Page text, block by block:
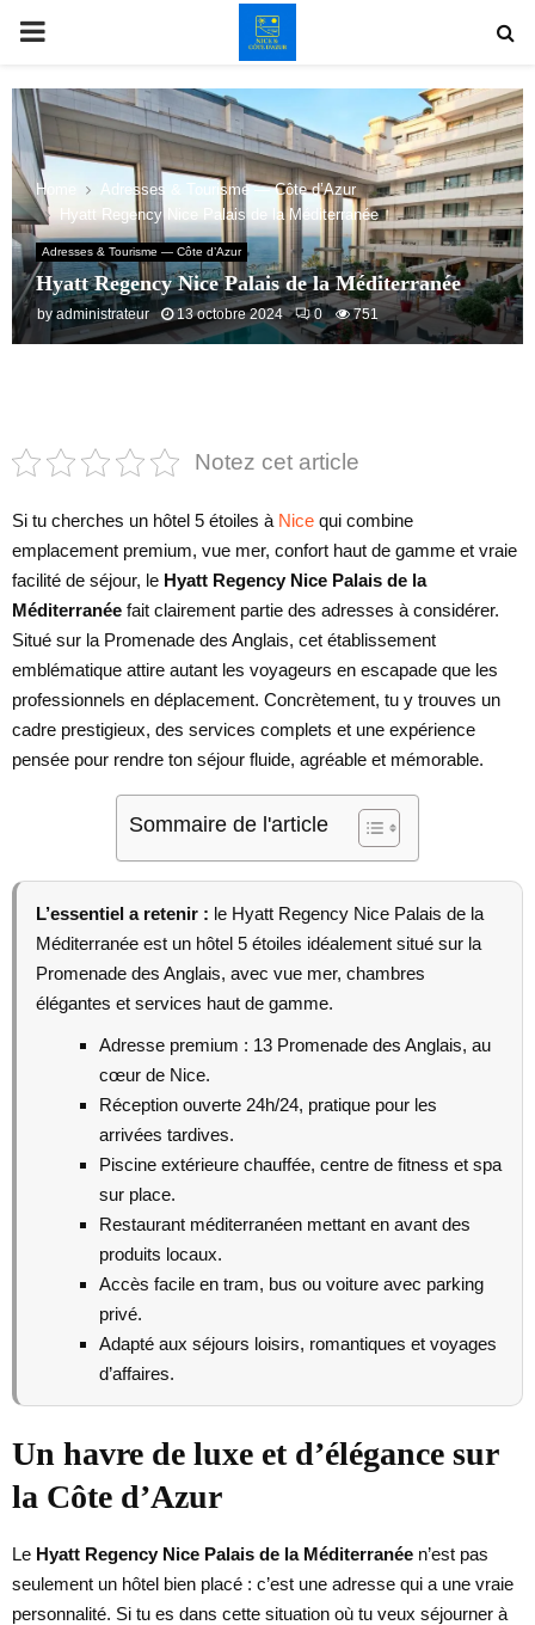
PRIMARY
MENU
Home
Adresses & Tourisme — Côte d’Azur
Hyatt Regency Nice Palais de la Méditerranée
Adresses & Tourisme — Côte d’Azur
Hyatt Regency Nice Palais de la Méditerranée
by administrateur 13 octobre 2024 0 751
Notez cet article
Si tu cherches un hôtel 5 étoiles à Nice qui combine
emplacement premium, vue mer, confort haut de gamme et vraie
facilité de séjour, le Hyatt Regency Nice Palais de la
Méditerranée fait clairement partie des adresses à considérer.
Situé sur la Promenade des Anglais, cet établissement
emblématique attire autant les voyageurs en escapade que les
professionnels en déplacement. Concrètement, tu y trouves un
cadre prestigieux, des services complets et une expérience
pensée pour rendre ton séjour fluide, agréable et mémorable.
Sommaire de l'article
L’essentiel a retenir : le Hyatt Regency Nice Palais de la
Méditerranée est un hôtel 5 étoiles idéalement situé sur la
Promenade des Anglais, avec vue mer, chambres
élégantes et services haut de gamme.
Adresse premium : 13 Promenade des Anglais, au
cœur de Nice.
Réception ouverte 24h/24, pratique pour les
arrivées tardives.
Piscine extérieure chauffée, centre de fitness et spa
sur place.
Restaurant méditerranéen mettant en avant des
produits locaux.
Accès facile en tram, bus ou voiture avec parking
privé.
Adapté aux séjours loisirs, romantiques et voyages
d’affaires.
Un havre de luxe et d’élégance sur
la Côte d’Azur
Le Hyatt Regency Nice Palais de la Méditerranée n’est pas
seulement un hôtel bien placé : c’est une adresse qui a une vraie
personnalité. Si tu es dans cette situation où tu veux séjourner à